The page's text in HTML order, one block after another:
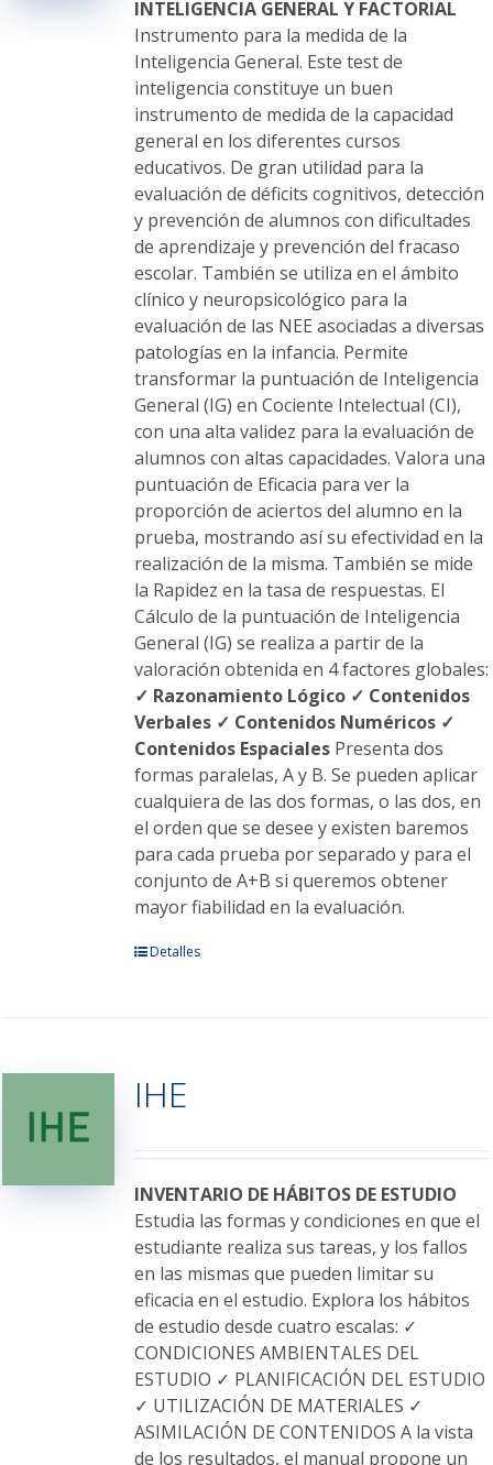
elegir
en
la
página
de
producto
INTELIGENCIA GENERAL Y FACTORIAL
Instrumento para la medida de la
Inteligencia General. Este test de
inteligencia constituye un buen
instrumento de medida de la capacidad
general en los diferentes cursos
educativos. De gran utilidad para la
evaluación de déficits cognitivos, detección
y prevención de alumnos con dificultades
de aprendizaje y prevención del fracaso
escolar. También se utiliza en el ámbito
clínico y neuropsicológico para la
evaluación de las NEE asociadas a diversas
patologías en la infancia. Permite
transformar la puntuación de Inteligencia
General (IG) en Cociente Intelectual (CI),
con una alta validez para la evaluación de
alumnos con altas capacidades. Valora una
puntuación de Eficacia para ver la
proporción de aciertos del alumno en la
prueba, mostrando así su efectividad en la
realización de la misma. También se mide
la Rapidez en la tasa de respuestas. El
Cálculo de la puntuación de Inteligencia
General (IG) se realiza a partir de la
valoración obtenida en 4 factores globales:
✓ Razonamiento Lógico ✓ Contenidos
Verbales ✓ Contenidos Numéricos ✓
Contenidos EspacialesPresenta dos
formas paralelas, A y B. Se pueden aplicar
cualquiera de las dos formas, o las dos, en
el orden que se desee y existen baremos
para cada prueba por separado y para el
conjunto de A+B si queremos obtener
mayor fiabilidad en la evaluación.
Este
Las
opciones
elegir
en
la
página
de
producto
Detalles
IHE
INVENTARIO DE HÁBITOS DE ESTUDIO
Estudia las formas y condiciones en que el
estudiante realiza sus tareas, y los fallos
en las mismas que pueden limitar su
eficacia en el estudio. Explora los hábitos
de estudio desde cuatro escalas: ✓
CONDICIONES AMBIENTALES DEL
ESTUDIO ✓ PLANIFICACIÓN DEL ESTUDIO
✓ UTILIZACIÓN DE MATERIALES ✓
ASIMILACIÓN DE CONTENIDOS A la vista
de los resultados, el manual propone un